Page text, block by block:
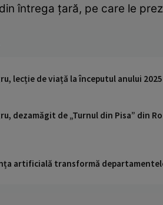
întrega țară, pe care le
lecție de viață la începutul anului
dezamăgit de „Turnul din Pisa” din
artificială transformă